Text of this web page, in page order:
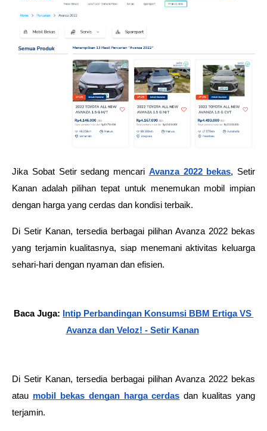
Jika Sobat Setir sedang mencari Avanza 2022 bekas, Setir
Kanan adalah pilihan tepat untuk menemukan mobil impian
dengan harga yang cerdas dan kondisi terbaik.
Di Setir Kanan, tersedia berbagai pilihan Avanza 2022 bekas
yang terjamin kualitasnya, siap menemani aktivitas keluarga
sehari-hari dengan nyaman dan efisien.
Baca Juga:
Intip Perbandingan Konsumsi BBM Ertiga VS
Avanza dan Veloz! - Setir Kanan
Di Setir Kanan, tersedia berbagai pilihan Avanza 2022 bekas
atau mobil bekas dengan harga cerdas dan kualitas yang
terjamin.